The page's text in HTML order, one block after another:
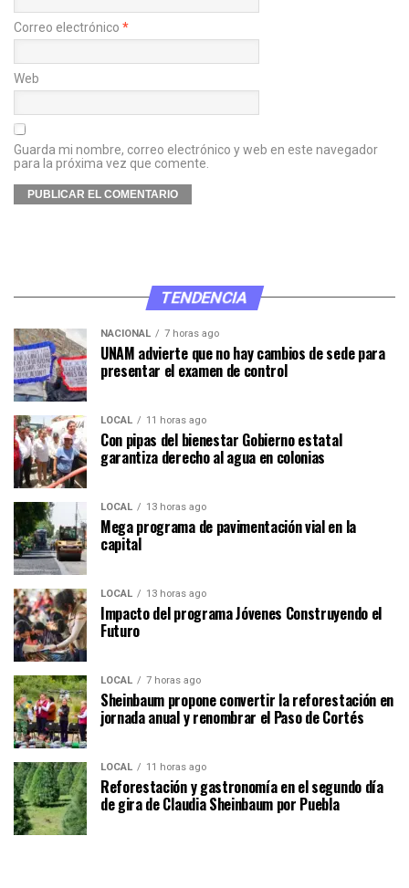
Correo electrónico *
Web
Guarda mi nombre, correo electrónico y web en este navegador
para la próxima vez que comente.
TENDENCIA
NACIONAL 7 horas ago
UNAM advierte que no hay cambios de sede para
presentar el examen de control
LOCAL 11 horas ago
Con pipas del bienestar Gobierno estatal
garantiza derecho al agua en colonias
LOCAL 13 horas ago
Mega programa de pavimentación vial en la
capital
LOCAL 13 horas ago
Impacto del programa Jóvenes Construyendo el
Futuro
LOCAL 7 horas ago
Sheinbaum propone convertir la reforestación en
jornada anual y renombrar el Paso de Cortés
LOCAL 11 horas ago
Reforestación y gastronomía en el segundo día
de gira de Claudia Sheinbaum por Puebla